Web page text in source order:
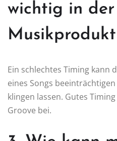
wichtig in der
Ein schlechtes Timing kann
eines Songs
klingen lassen. Gutes
Groove bei.